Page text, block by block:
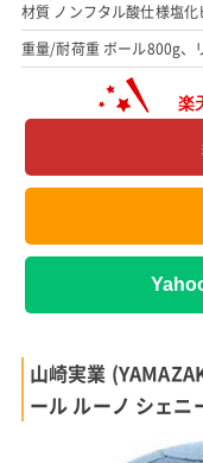
材質 ノンフタル酸仕様塩
重量/耐荷重 ボール800g
山崎実業
ール ルーノ シェ